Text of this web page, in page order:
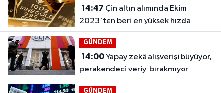
14:47
2023'ten beri en yüksek hızda
GÜNDEM
14:00Yapay zekâ alışverişi büyüyor,
perakendeci veriyi bırakmıyor
GÜNDEM